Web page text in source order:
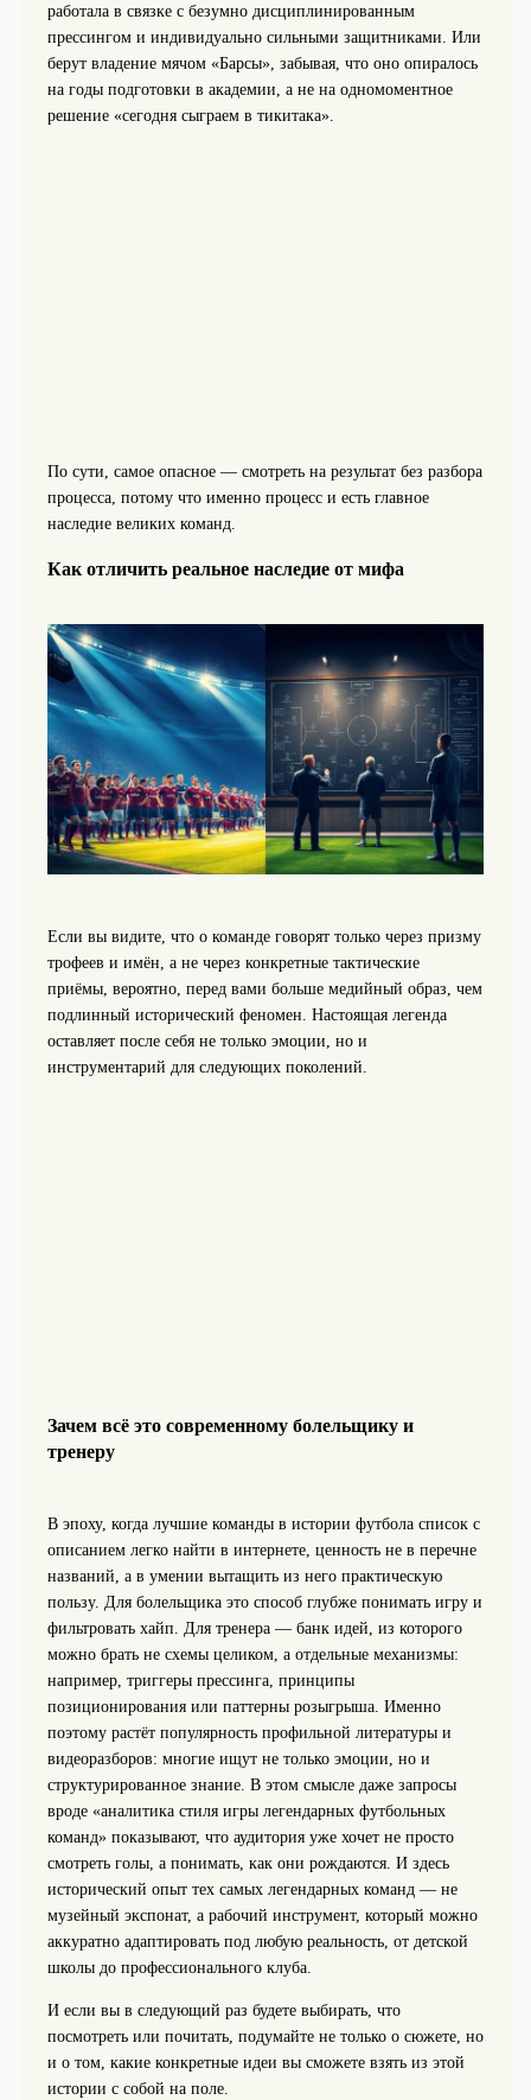
работала в связке с безумно дисциплинированным
прессингом и индивидуально сильными защитниками. Или
берут владение мячом «Барсы», забывая, что оно опиралось
на годы подготовки в академии, а не на одномоментное
решение «сегодня сыграем в тикитака».
По сути, самое опасное — смотреть на результат без разбора
процесса, потому что именно процесс и есть главное
наследие великих команд.
Как отличить реальное наследие от мифа
Если вы видите, что о команде говорят только через призму
трофеев и имён, а не через конкретные тактические
приёмы, вероятно, перед вами больше медийный образ, чем
подлинный исторический феномен. Настоящая легенда
оставляет после себя не только эмоции, но и
инструментарий для следующих поколений.
Зачем всё это современному болельщику и
тренеру
В эпоху, когда лучшие команды в истории футбола список с
описанием легко найти в интернете, ценность не в перечне
названий, а в умении вытащить из него практическую
пользу. Для болельщика это способ глубже понимать игру и
фильтровать хайп. Для тренера — банк идей, из которого
можно брать не схемы целиком, а отдельные механизмы:
например, триггеры прессинга, принципы
позиционирования или паттерны розыгрыша. Именно
поэтому растёт популярность профильной литературы и
видеоразборов: многие ищут не только эмоции, но и
структурированное знание. В этом смысле даже запросы
вроде «аналитика стиля игры легендарных футбольных
команд» показывают, что аудитория уже хочет не просто
смотреть голы, а понимать, как они рождаются. И здесь
исторический опыт тех самых легендарных команд — не
музейный экспонат, а рабочий инструмент, который можно
аккуратно адаптировать под любую реальность, от детской
школы до профессионального клуба.
И если вы в следующий раз будете выбирать, что
посмотреть или почитать, подумайте не только о сюжете, но
и о том, какие конкретные идеи вы сможете взять из этой
истории с собой на поле.